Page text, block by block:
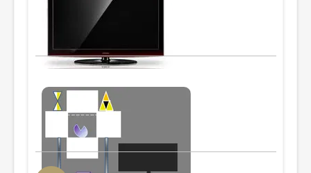
PIDE Y AHORRA
Bespoke TV media unit
106" de ancho